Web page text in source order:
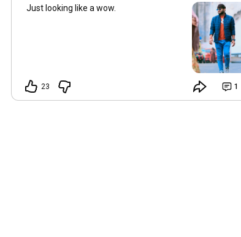
Just looking like a wow.
23 1